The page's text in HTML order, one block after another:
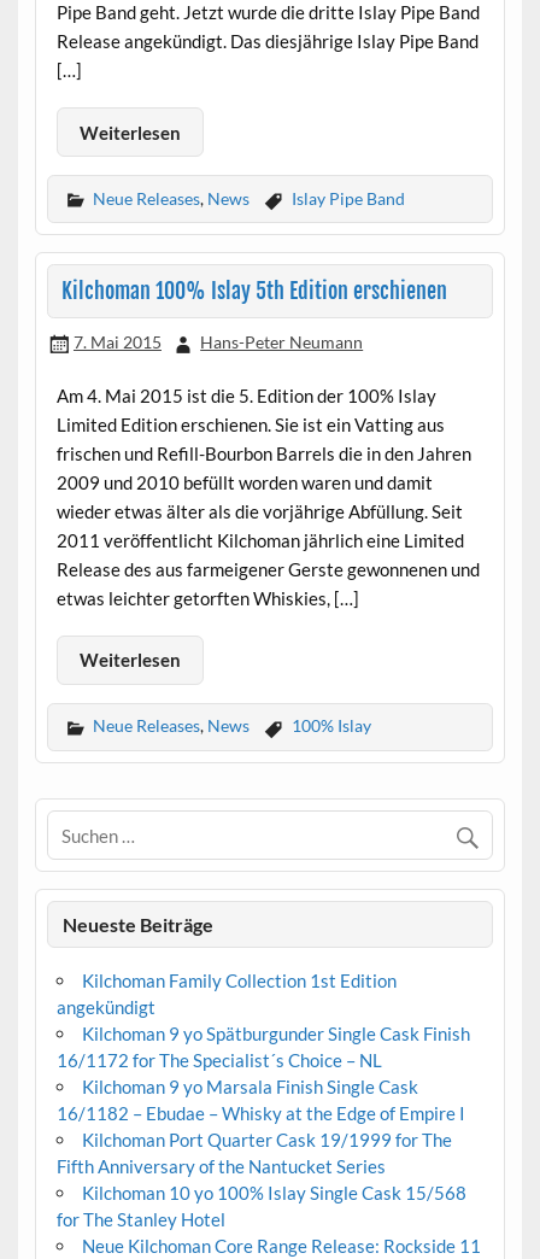
Pipe Band geht. Jetzt wurde die dritte Islay Pipe Band
Release angekündigt. Das diesjährige Islay Pipe Band
[…]
Weiterlesen
Neue Releases, News Islay Pipe Band
Kilchoman 100% Islay 5th Edition erschienen
7. Mai 2015 Hans-Peter Neumann
Am 4. Mai 2015 ist die 5. Edition der 100% Islay
Limited Edition erschienen. Sie ist ein Vatting aus
frischen und Refill-Bourbon Barrels die in den Jahren
2009 und 2010 befüllt worden waren und damit
wieder etwas älter als die vorjährige Abfüllung. Seit
2011 veröffentlicht Kilchoman jährlich eine Limited
Release des aus farmeigener Gerste gewonnenen und
etwas leichter getorften Whiskies, […]
Weiterlesen
Neue Releases, News 100% Islay
Neueste Beiträge
Kilchoman Family Collection 1st Edition
angekündigt
Kilchoman 9 yo Spätburgunder Single Cask Finish
16/1172 for The Specialist´s Choice – NL
Kilchoman 9 yo Marsala Finish Single Cask
16/1182 – Ebudae – Whisky at the Edge of Empire I
Kilchoman Port Quarter Cask 19/1999 for The
Fifth Anniversary of the Nantucket Series
Kilchoman 10 yo 100% Islay Single Cask 15/568
for The Stanley Hotel
Neue Kilchoman Core Range Release: Rockside 11